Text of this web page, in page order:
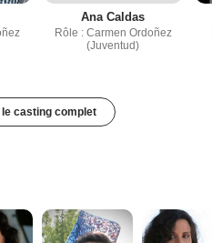
Ana Caldas
Rôle : Carmen Ordoñez
(Juventud)
le casting complet